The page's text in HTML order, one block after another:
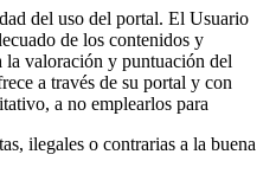
del uso del portal. El Usuario
de los contenidos y
valoración y puntuación del
a través de su portal y con
a no emplearlos para
ilegales o contrarias a la buena